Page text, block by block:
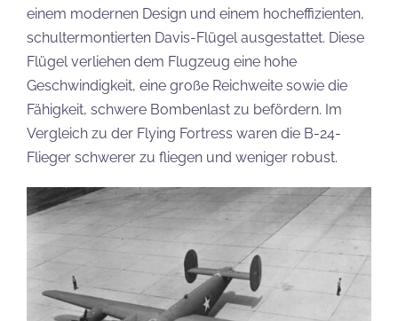
einem modernen Design und einem hocheffizienten,
schultermontierten Davis-Flügel ausgestattet. Diese
Flügel verliehen dem Flugzeug eine hohe
Geschwindigkeit, eine große Reichweite sowie die
Fähigkeit, schwere Bombenlast zu befördern. Im
Vergleich zu der Flying Fortress waren die B-24-
Flieger schwerer zu fliegen und weniger robust.